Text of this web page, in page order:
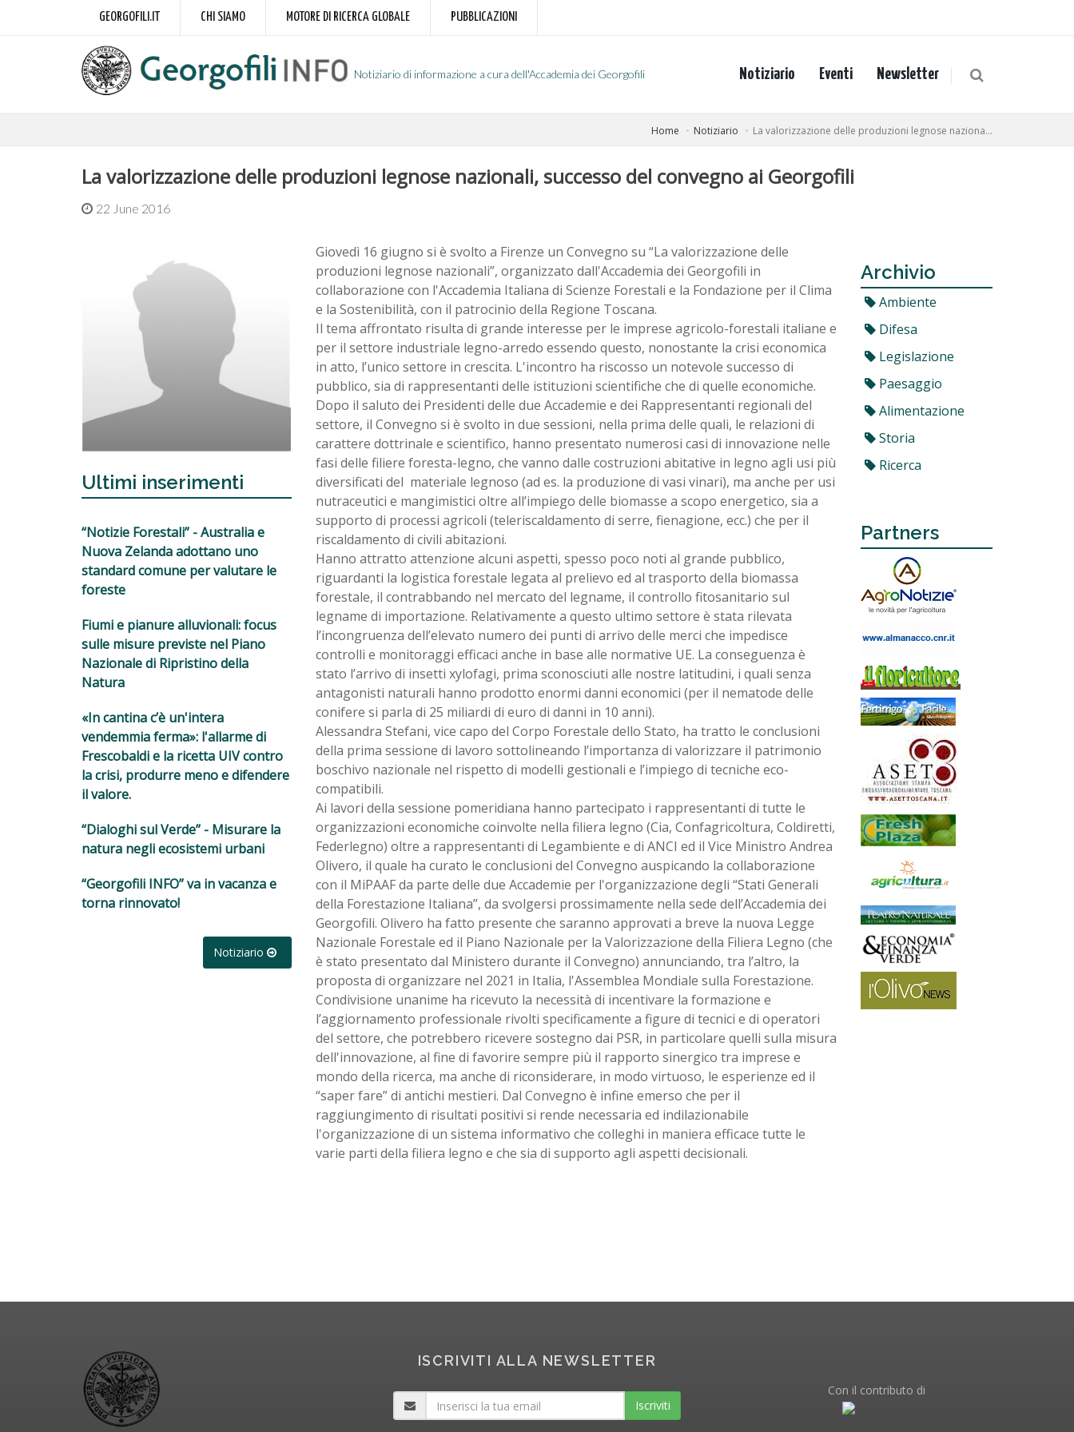
GEORGOFILI.IT CHI SIAMO MOTORE DI RICERCA GLOBALE PUBBLICAZIONI
Notiziario di informazione a cura dell'Accademia dei Georgofili Notiziario Eventi Newsletter
Home Notiziario La valorizzazione delle produzioni legnose naziona...
La valorizzazione delle produzioni legnose nazionali, successo del convegno ai Georgofili
22 June 2016
Ultimi inserimenti
“Notizie Forestali” - Australia e
Nuova Zelanda adottano uno
standard comune per valutare le
foreste
Fiumi e pianure alluvionali: focus
sulle misure previste nel Piano
Nazionale di Ripristino della
Natura
«In cantina c’è un'intera
vendemmia ferma»: l'allarme di
Frescobaldi e la ricetta UIV contro
la crisi, produrre meno e difendere
il valore.
“Dialoghi sul Verde” - Misurare la
natura negli ecosistemi urbani
“Georgofili INFO” va in vacanza e
torna rinnovato!
Notiziario
Giovedì 16 giugno si è svolto a Firenze un Convegno su “La valorizzazione delle
produzioni legnose nazionali”, organizzato dall'Accademia dei Georgofili in
collaborazione con l'Accademia Italiana di Scienze Forestali e la Fondazione per il Clima
e la Sostenibilità, con il patrocinio della Regione Toscana.
Il tema affrontato risulta di grande interesse per le imprese agricolo-forestali italiane e
per il settore industriale legno-arredo essendo questo, nonostante la crisi economica
in atto, l’unico settore in crescita. L'incontro ha riscosso un notevole successo di
pubblico, sia di rappresentanti delle istituzioni scientifiche che di quelle economiche.
Dopo il saluto dei Presidenti delle due Accademie e dei Rappresentanti regionali del
settore, il Convegno si è svolto in due sessioni, nella prima delle quali, le relazioni di
carattere dottrinale e scientifico, hanno presentato numerosi casi di innovazione nelle
fasi delle filiere foresta-legno, che vanno dalle costruzioni abitative in legno agli usi più
diversificati del materiale legnoso (ad es. la produzione di vasi vinari), ma anche per usi
nutraceutici e mangimistici oltre all’impiego delle biomasse a scopo energetico, sia a
supporto di processi agricoli (teleriscaldamento di serre, fienagione, ecc.) che per il
riscaldamento di civili abitazioni.
Hanno attratto attenzione alcuni aspetti, spesso poco noti al grande pubblico,
riguardanti la logistica forestale legata al prelievo ed al trasporto della biomassa
forestale, il contrabbando nel mercato del legname, il controllo fitosanitario sul
legname di importazione. Relativamente a questo ultimo settore è stata rilevata
l’incongruenza dell’elevato numero dei punti di arrivo delle merci che impedisce
controlli e monitoraggi efficaci anche in base alle normative UE. La conseguenza è
stato l’arrivo di insetti xylofagi, prima sconosciuti alle nostre latitudini, i quali senza
antagonisti naturali hanno prodotto enormi danni economici (per il nematode delle
conifere si parla di 25 miliardi di euro di danni in 10 anni).
Alessandra Stefani, vice capo del Corpo Forestale dello Stato, ha tratto le conclusioni
della prima sessione di lavoro sottolineando l’importanza di valorizzare il patrimonio
boschivo nazionale nel rispetto di modelli gestionali e l’impiego di tecniche eco-
compatibili.
Ai lavori della sessione pomeridiana hanno partecipato i rappresentanti di tutte le
organizzazioni economiche coinvolte nella filiera legno (Cia, Confagricoltura, Coldiretti,
Federlegno) oltre a rappresentanti di Legambiente e di ANCI ed il Vice Ministro Andrea
Olivero, il quale ha curato le conclusioni del Convegno auspicando la collaborazione
con il MiPAAF da parte delle due Accademie per l'organizzazione degli “Stati Generali
della Forestazione Italiana”, da svolgersi prossimamente nella sede dell’Accademia dei
Georgofili. Olivero ha fatto presente che saranno approvati a breve la nuova Legge
Nazionale Forestale ed il Piano Nazionale per la Valorizzazione della Filiera Legno (che
è stato presentato dal Ministero durante il Convegno) annunciando, tra l’altro, la
proposta di organizzare nel 2021 in Italia, l'Assemblea Mondiale sulla Forestazione.
Condivisione unanime ha ricevuto la necessità di incentivare la formazione e
l’aggiornamento professionale rivolti specificamente a figure di tecnici e di operatori
del settore, che potrebbero ricevere sostegno dai PSR, in particolare quelli sulla misura
dell'innovazione, al fine di favorire sempre più il rapporto sinergico tra imprese e
mondo della ricerca, ma anche di riconsiderare, in modo virtuoso, le esperienze ed il
“saper fare” di antichi mestieri. Dal Convegno è infine emerso che per il
raggiungimento di risultati positivi si rende necessaria ed indilazionabile
l'organizzazione di un sistema informativo che colleghi in maniera efficace tutte le
varie parti della filiera legno e che sia di supporto agli aspetti decisionali.
Archivio
Ambiente
Difesa
Legislazione
Paesaggio
Alimentazione
Storia
Ricerca
Partners
ISCRIVITI ALLA NEWSLETTER
Iscriviti
Con il contributo di